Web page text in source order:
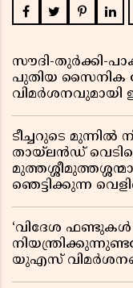
സൗദി-തുർക്കി-
പുതിയ സൈനിക
വിമർശനവുമായി
ടീച്ചറുടെ മുന്നിൽ
തായ്‌ലൻഡ്
ഞെട്ടിക്കുന്ന
‘വിദേശ
യുഎസ്